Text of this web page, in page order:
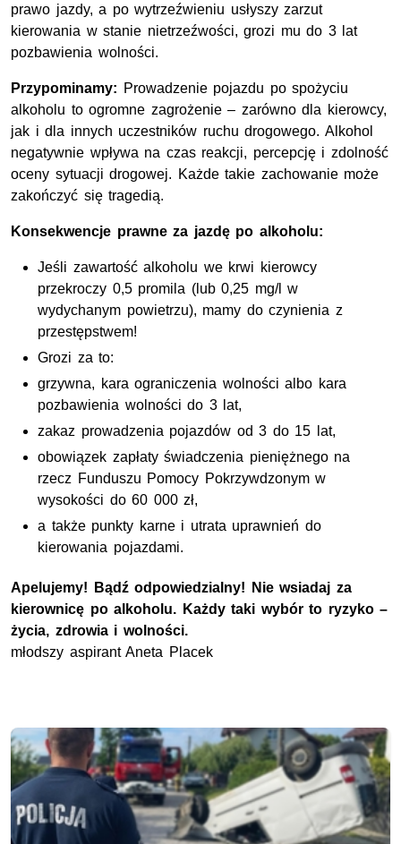
prawo jazdy, a po wytrzeźwieniu usłyszy zarzut
kierowania w stanie nietrzeźwości, grozi mu do 3 lat
pozbawienia wolności.
Przypominamy: Prowadzenie pojazdu po spożyciu
alkoholu to ogromne zagrożenie – zarówno dla kierowcy,
jak i dla innych uczestników ruchu drogowego. Alkohol
negatywnie wpływa na czas reakcji, percepcję i zdolność
oceny sytuacji drogowej. Każde takie zachowanie może
zakończyć się tragedią.
Konsekwencje prawne za jazdę po alkoholu:
Jeśli zawartość alkoholu we krwi kierowcy
przekroczy 0,5 promila (lub 0,25 mg/l w
wydychanym powietrzu), mamy do czynienia z
przestępstwem!
Grozi za to:
grzywna, kara ograniczenia wolności albo kara
pozbawienia wolności do 3 lat,
zakaz prowadzenia pojazdów od 3 do 15 lat,
obowiązek zapłaty świadczenia pieniężnego na
rzecz Funduszu Pomocy Pokrzywdzonym w
wysokości do 60 000 zł,
a także punkty karne i utrata uprawnień do
kierowania pojazdami.
Apelujemy! Bądź odpowiedzialny! Nie wsiadaj za
kierownicę po alkoholu. Każdy taki wybór to ryzyko –
życia, zdrowia i wolności.
młodszy aspirant Aneta Placek